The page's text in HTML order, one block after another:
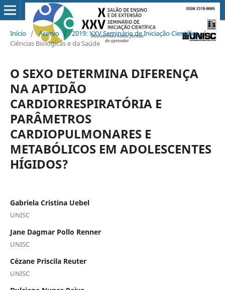
Início / Acervo / 2019: XXV Seminário de Iniciação Científica /
Ciências Biológicas e da Saúde
O SEXO DETERMINA DIFERENÇA
NA APTIDÃO
CARDIORRESPIRATÓRIA E
PARÂMETROS
CARDIOPULMONARES E
METABÓLICOS EM ADOLESCENTES
HÍGIDOS?
Gabriela Cristina Uebel
UNISC
Jane Dagmar Pollo Renner
UNISC
Cézane Priscila Reuter
UNISC